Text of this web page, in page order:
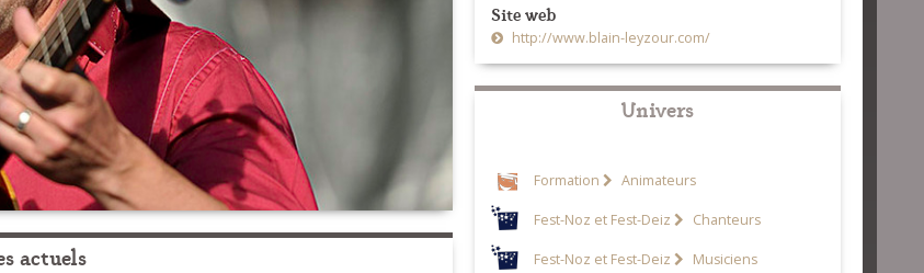
actuels
Site web
http://www.blain-leyzour.com/
Univers
Formation Animateurs
Fest-Noz et Fest-Deiz Chanteurs
Fest-Noz et Fest-Deiz Musiciens